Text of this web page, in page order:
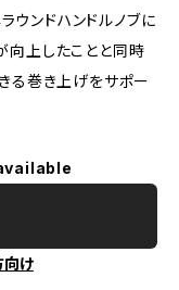
ウンドハンドルノブに
向上したことと同時
る巻き上げをサポー
向け